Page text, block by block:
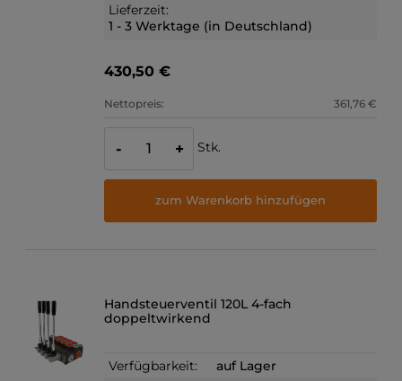
Lieferzeit:
1 - 3 Werktage (in Deutschland)
430,50 €
Nettopreis: 361,76 €
- + Stk.
zum Warenkorb hinzufügen
Handsteuerventil 120L 4-fach
doppeltwirkend
Verfügbarkeit:
auf Lager